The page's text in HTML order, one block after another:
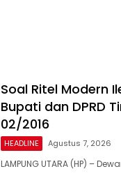
Soal Ritel Modern
Bupati dan DPRD
02/2016
HEADLINE Agustus 7, 2026
LAMPUNG UTARA (HP) –